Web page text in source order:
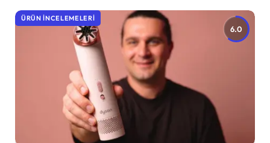
6.0
ÜRÜN İNCELEMELERI